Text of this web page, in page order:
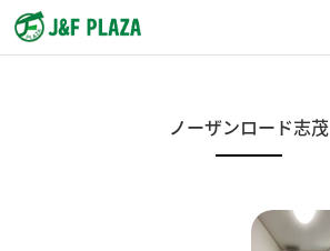
ノーザンロード志茂